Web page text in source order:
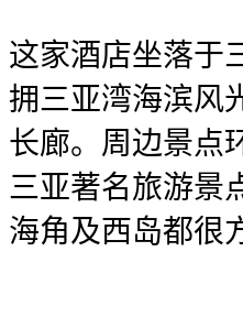
这家酒店坐落于
拥三亚湾海滨风
长廊。周边景点
三亚著名旅游景
海角及西岛都很